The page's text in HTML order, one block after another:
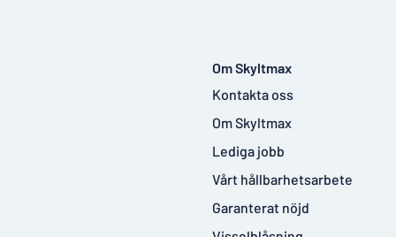
Om Skyltmax
Kontakta oss
Om Skyltmax
Lediga jobb
Vårt hållbarhetsarbete
Garanterat nöjd